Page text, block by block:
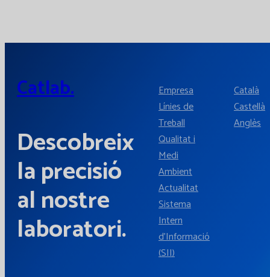
Catlab.
Descobreix
la precisió
al nostre
laboratori.
Empresa
Línies de
Treball
Qualitat i
Medi
Ambient
Actualitat
Sistema
Intern
d'Informació
(SII)
Català
Castellà
Anglès